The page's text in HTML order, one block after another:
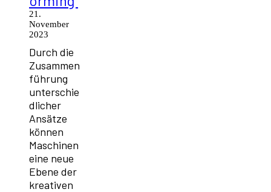
21.
November
2023
Durch die
Zusammen
führung
unterschie
dlicher
Ansätze
können
Maschinen
eine neue
Ebene der
kreativen